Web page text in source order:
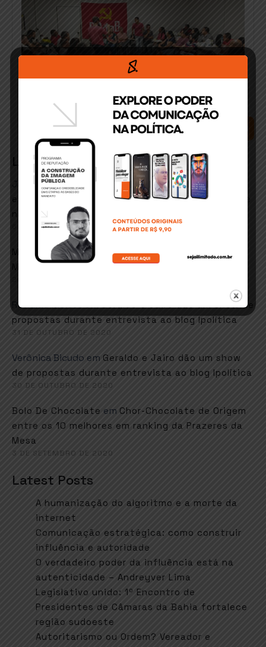
SEARCH
Latest Comments
José Matos conceicao em
ITABUNA: Secretário de
esportes e lazer quer retorno de hidroginástica e
natação em fevereiro
6 DE JANEIRO DE 2021
Marcos goesemFaustão sugere música de
Martinho da Vila em resposta ao MEC
Ronaldo Moisesem Geraldo e Jairo dão um show de
propostas durante entrevista ao blog Ipolítica
31 DE OUTUBRO DE 2020
Verônica Bicudo em Geraldo e Jairo dão um show
de propostas durante entrevista ao blog Ipolítica
30 DE OUTUBRO DE 2020
Bolo De Chocolate em Chor-Chocolate de Origem
entre os 10 melhores em ranking da Prazeres da
Mesa
3 DE SETEMBRO DE 2020
Latest Posts
A humanização do algoritmo e a morte da
internet
Comunicação estratégica: como construir
influência e autoridade
O verdadeiro poder da influência está na
autenticidade – Andreyver Lima
Legislativo unido: 1º Encontro de
Presidentes de Câmaras da Bahia fortalece
região sudoeste
Autoritarismo ou Ordem? Vereador e